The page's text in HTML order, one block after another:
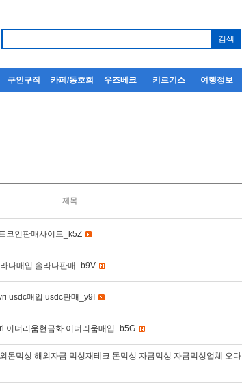
구인구직 카페/동호회 우즈베크 키르기스 여행정보
제목
코인판매사이트_k5Z
나매입 솔라나판매_b9V
usdc매입 usdc판매_y9I
이더리움현금화 이더리움매입_b5G
돈믹싱 해외자금 믹싱재테크 돈믹싱 자금믹싱 자금믹싱업체 오다